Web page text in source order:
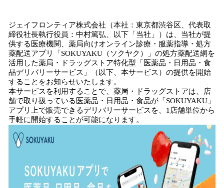
！
数
を
読
み
込
み
中
で
す
ジェイフロンティア株式会社（本社：東京都渋谷区、代表取
締役社長執行役員：中村篤弘、以下「当社」）は、当社が提
供する医療機関、薬局向けオンライン診療・服薬指導・処方
薬配送アプリ「SOKUYAKU（ソクヤク）」の処方薬配送網を
活用した薬局・ドラッグストア特化型「医薬品・日用品・食
品デリバリーサービス」（以下、本サービス）の提供を開始
することをお知らせいたします。
本サービスを利用することで、薬局・ドラッグストアは、店
舗で取り扱っている医薬品・日用品・食品が「SOKUYAKU」
アプリ上で販売できるデリバリーサービスを、1店舗単位から
手軽に開始することが可能になります。